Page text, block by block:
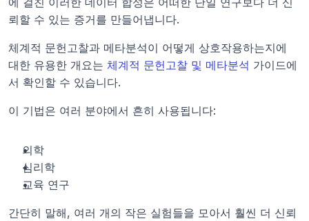
뢰할 수 있는 증거를 만들어냅니다.
체계적 문헌고찰과 메타분석이 어떻게 상호작용하는지에
대한 유용한 개요는 체계적 문헌고찰 및 메타분석 가이드에
서 확인할 수 있습니다.
이 기법은 여러 분야에서 흔히 사용됩니다:
의학
심리학
교육 연구
간단히 말해, 여러 개의 작은 실험들을 모아서 훨씬 더 신뢰